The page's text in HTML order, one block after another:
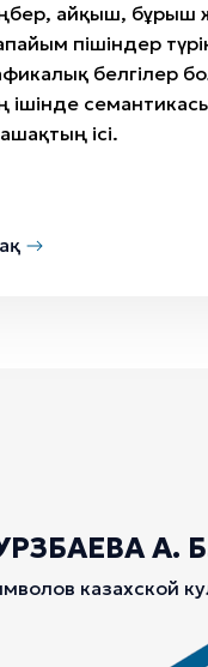
айқыш, бұрыш
пішіндер
белгілер
ісі.
А.
казахской